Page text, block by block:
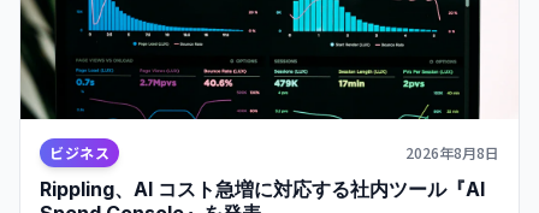
ビジネス 2026年8月8日
Rippling、AI コスト急増に対応する社内ツール『AI